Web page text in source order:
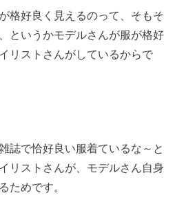
格好良く見えるのって、そもそ
というかモデルさんが服が格好
リストさんがしているからで
誌で恰好良い服着ているな～と
リストさんが、モデルさん自身
ためです。